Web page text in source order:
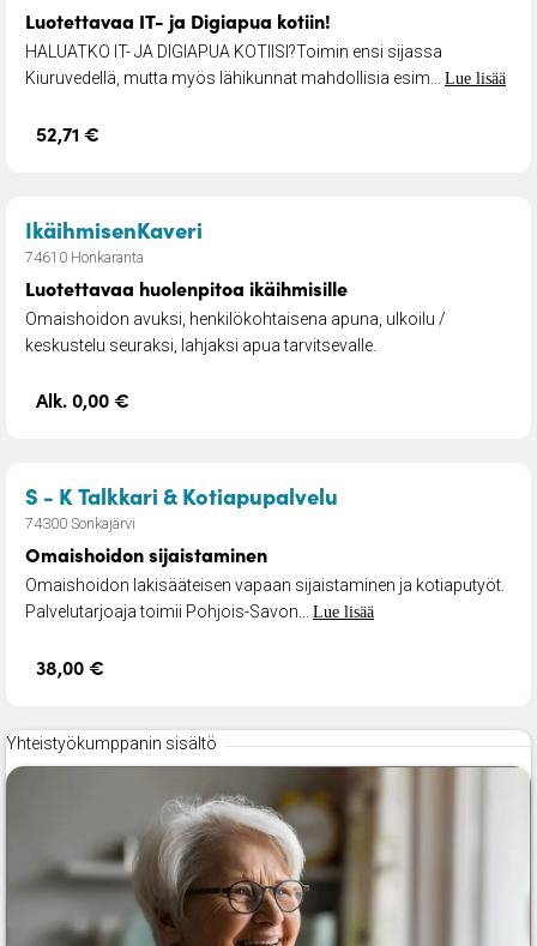
Luotettavaa IT- ja Digiapua kotiin!
HALUATKO IT- JA DIGIAPUA KOTIISI?Toimin ensi sijassa
Kiuruvedellä, mutta myös lähikunnat mahdollisia esim... Lue lisää
52,71 €
IkäihmisenKaveri
74610 Honkaranta
Luotettavaa huolenpitoa ikäihmisille
Omaishoidon avuksi, henkilökohtaisena apuna, ulkoilu /
keskustelu seuraksi, lahjaksi apua tarvitsevalle.
Alk. 0,00 €
S - K Talkkari & Kotiapupalvelu
74300 Sonkajärvi
Omaishoidon sijaistaminen
Omaishoidon lakisääteisen vapaan sijaistaminen ja kotiaputyöt.
Palvelutarjoaja toimii Pohjois-Savon... Lue lisää
38,00 €
Yhteistyökumppanin sisältö